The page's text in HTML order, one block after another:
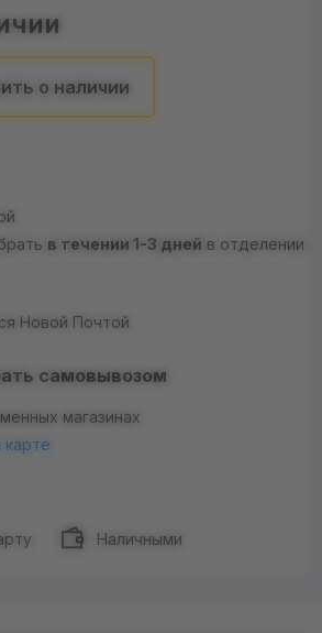
о наличии
в течении 1-3 дней в отделении
Новой Почтой
самовывозом
магазинах
карте
Наличными